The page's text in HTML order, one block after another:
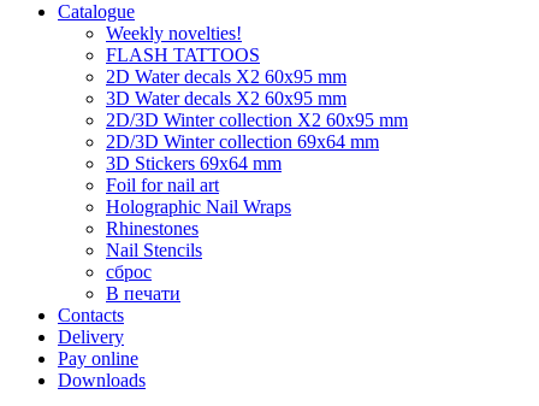
Catalogue
Weekly novelties!
FLASH TATTOOS
2D Water decals X2 60х95 mm
3D Water decals X2 60х95 mm
2D/3D Winter collection X2 60х95 mm
2D/3D Winter collection 69х64 mm
3D Stickers 69х64 mm
Foil for nail art
Holographic Nail Wraps
Rhinestones
Nail Stencils
сброс
В печати
Contacts
Delivery
Pay online
Downloads